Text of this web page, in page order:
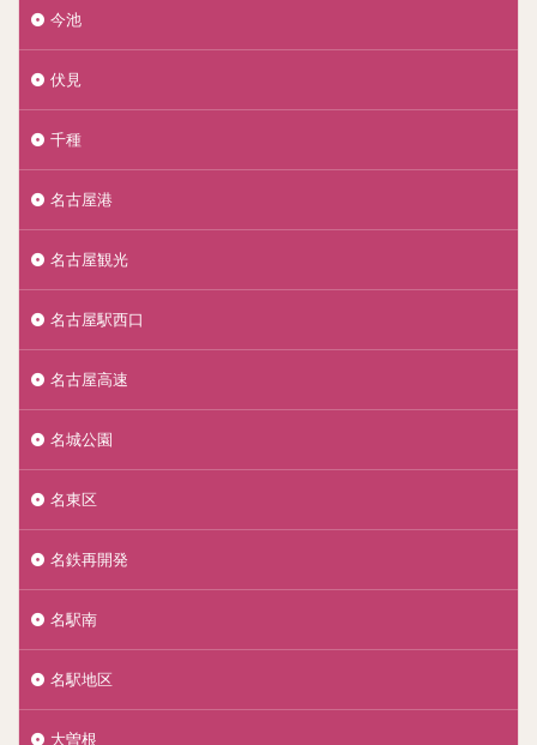
今池
伏見
千種
名古屋港
名古屋観光
名古屋駅西口
名古屋高速
名城公園
名東区
名鉄再開発
名駅南
名駅地区
大曽根